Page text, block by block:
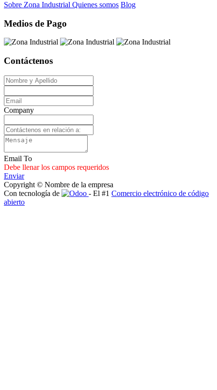
Sobre Zona Industrial Quienes somos Blog
Medios de Pago
Contáctenos
Company
Email To
Debe llenar los campos requeridos
Enviar
Copyright © Nombre de la empresa
Con tecnología de
- El #1 Comercio electrónico de código
abierto